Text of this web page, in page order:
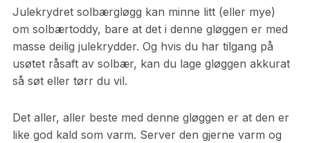
Julekrydret solbærgløgg kan minne litt (eller mye)
om solbærtoddy, bare at det i denne gløggen er med
masse deilig julekrydder. Og hvis du har tilgang på
usøtet råsaft av solbær, kan du lage gløggen akkurat
så søt eller tørr du vil.
Det aller, aller beste med denne gløggen er at den er
like god kald som varm. Server den gjerne varm og